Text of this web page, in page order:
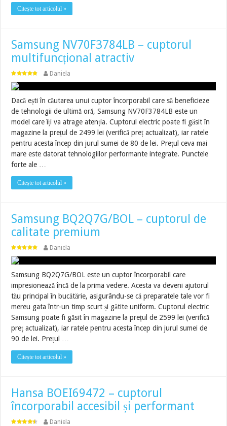
Citește tot articolul »
Samsung NV70F3784LB – cuptorul
multifuncțional atractiv
Daniela
Dacă ești în căutarea unui cuptor încorporabil care să beneficieze
de tehnologii de ultimă oră, Samsung NV70F3784LB este un
model care îți va atrage atenția. Cuptorul electric poate fi găsit în
magazine la prețul de 2499 lei (verifică preț actualizat), iar ratele
pentru acesta încep din jurul sumei de 80 de lei. Prețul ceva mai
mare este datorat tehnologiilor performante integrate. Punctele
forte ale …
Citește tot articolul »
Samsung BQ2Q7G/BOL – cuptorul de
calitate premium
Daniela
Samsung BQ2Q7G/BOL este un cuptor încorporabil care
impresionează încă de la prima vedere. Acesta va deveni ajutorul
tău principal în bucătărie, asigurându-se că preparatele tale vor fi
mereu gata într-un timp scurt și gătite uniform. Cuptorul electric
Samsung poate fi găsit în magazine la prețul de 2599 lei (verifică
preț actualizat), iar ratele pentru acesta încep din jurul sumei de
90 de lei. Prețul …
Citește tot articolul »
Hansa BOEI69472 – cuptorul
încorporabil accesibil și performant
Daniela